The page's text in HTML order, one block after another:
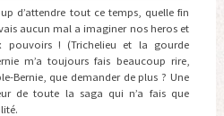
d’attendre tout ce temps, quelle fin
aucun mal a imaginer nos heros et
pouvoirs ! (Trichelieu et la gourde
m’a toujours fais beaucoup rire,
Bernie, que demander de plus ? Une
de toute la saga qui n’a fais que